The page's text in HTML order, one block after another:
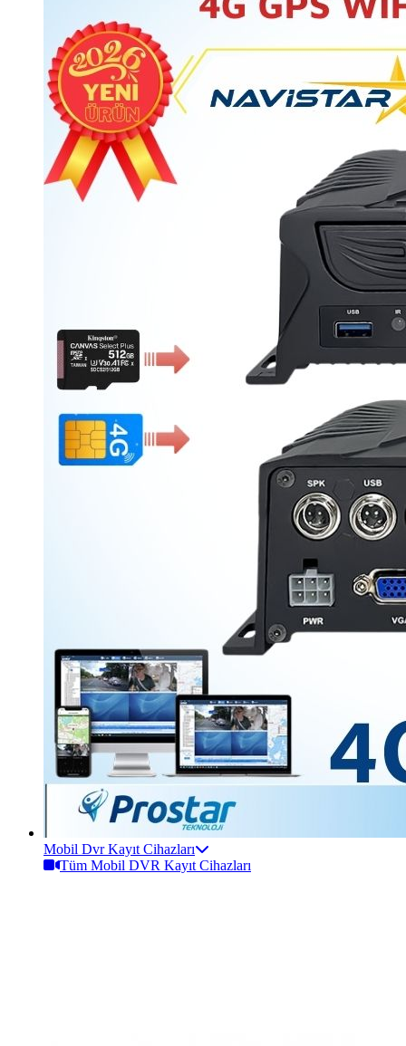
Mobil Dvr Kayıt Cihazları
Tüm Mobil DVR Kayıt Cihazları